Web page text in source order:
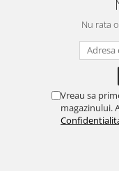
Nu rata
Vreau sa
magazinului.